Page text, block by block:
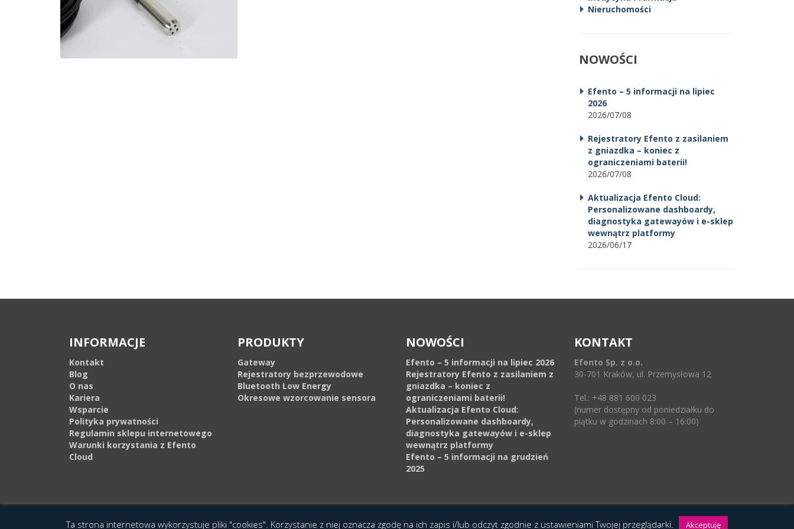
Nieruchomości
NOWOŚCI
Efento – 5 informacji na lipiec
2026
2026/07/08
Rejestratory Efento z zasilaniem
z gniazdka – koniec z
ograniczeniami baterii!
2026/07/08
Aktualizacja Efento Cloud:
Personalizowane dashboardy,
diagnostyka gatewayów i e-sklep
wewnątrz platformy
2026/06/17
INFORMACJE
Kontakt
Blog
O nas
Kariera
Wsparcie
Polityka prywatności
Regulamin sklepu internetowego
Warunki korzystania z Efento
Cloud
PRODUKTY
Gateway
Rejestratory bezprzewodowe
Bluetooth Low Energy
Okresowe wzorcowanie sensora
NOWOŚCI
Efento – 5 informacji na lipiec 2026
Rejestratory Efento z zasilaniem z
gniazdka – koniec z
ograniczeniami baterii!
Aktualizacja Efento Cloud:
Personalizowane dashboardy,
diagnostyka gatewayów i e-sklep
wewnątrz platformy
Efento – 5 informacji na grudzień
2025
KONTAKT
Efento Sp. z o.o.
30-701 Kraków, ul. Przemysłowa 12
Tel.: +48 881 600 023
(numer dostępny od poniedziałku do
piątku w godzinach 8:00 – 16:00)
© 2016 Copyright by Efento. All rights reserved. Projekt i wykonanieAgencja Interaktywna Epoka (e-poka.com).
Ta strona internetowa wykorzystuje pliki "cookies". Korzystanie z niej oznacza zgodę na ich zapis i/lub odczyt zgodnie z ustawieniami Twojej przeglądarki. Akceptuję